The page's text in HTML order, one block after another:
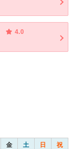
4.0
金 土 日 祝